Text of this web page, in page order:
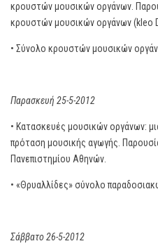
κρουστών μουσικών οργάνων.
κρουστών μουσικών οργάνων (kleo
• Σύνολο κρουστών μουσικών
Παρασκευή 25-5-2012
• Κατασκευές μουσικών οργάνων:
πρόταση μουσικής αγωγής.
Πανεπιστημίου Αθηνών.
• «Θρυαλλίδες» σύνολο
Σάββατο 26-5-2012